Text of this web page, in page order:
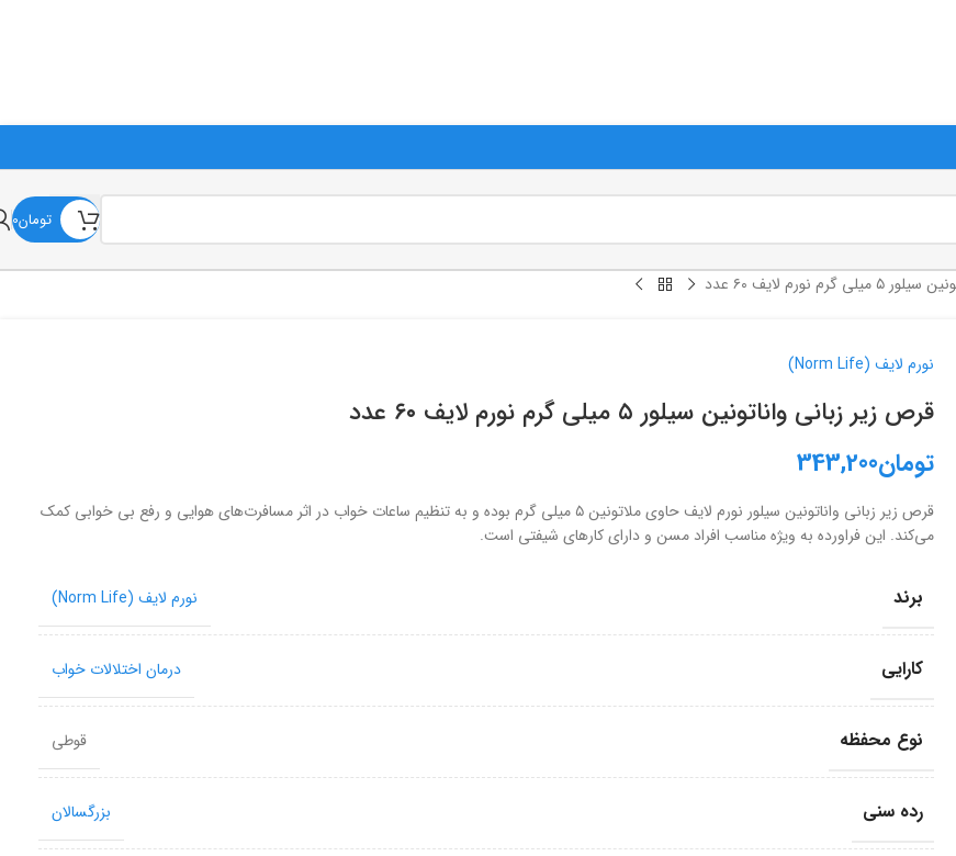
تومان0
نورم لایف ۶۰ عدد
نورم لایف (Norm Life)
قرص زیر زبانی واناتونین سیلور ۵ میلی گرم نورم لایف ۶۰ عدد
تومان343,200
قرص زیر زبانی واناتونین سیلور نورم لایف حاوی ملاتونین ۵ میلی گرم بوده و به تنظیم ساعات خواب در اثر مسافرت‌های هوایی و رفع بی خوابی کمک
می‌کند. این فراورده به ویژه مناسب افراد مسن و دارای کارهای شیفتی است.
برند نورم لایف (Norm Life)
کارایی درمان اختلالات خواب
نوع محفظه قوطی
رده سنی بزرگسالان